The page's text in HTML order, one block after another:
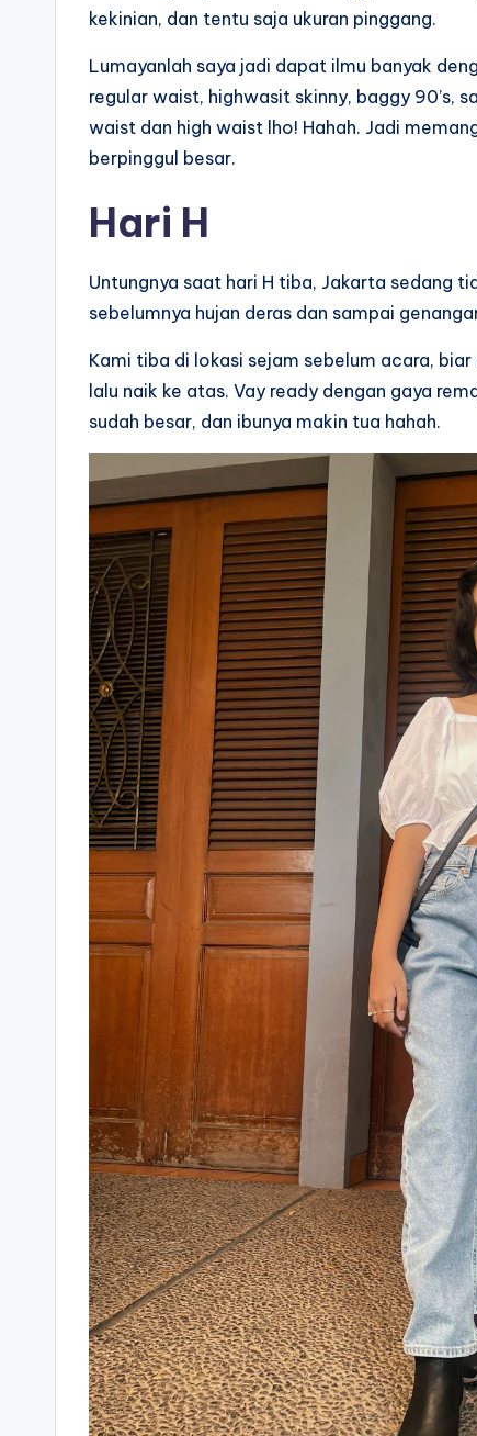
kekinian, dan tentu saja ukuran pinggang.
Lumayanlah saya jadi dapat ilmu banyak
regular waist, highwasit skinny, baggy 90’s,
waist dan high waist lho! Hahah. Jadi
berpinggul besar.
Hari H
Untungnya saat hari H tiba, Jakarta sedang
sebelumnya hujan deras dan sampai
Kami tiba di lokasi sejam sebelum acara,
lalu naik ke atas. Vay ready dengan gaya
sudah besar, dan ibunya makin tua hahah.